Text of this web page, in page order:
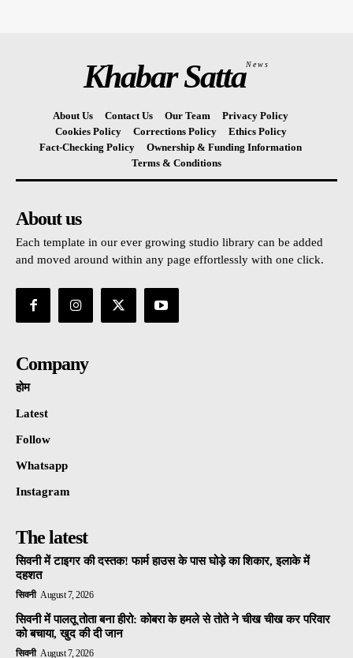
Khabar SattaNews
About Us Contact Us Our Team
Privacy Policy
Cookies Policy
Corrections Policy
Ethics Policy
Fact-Checking Policy
Ownership & Funding Information
Terms & Conditions
About us
Each template in our ever growing studio library can be added
and moved around within any page effortlessly with one click.
Company
होम
Latest
Follow
Whatsapp
Instagram
The latest
सिवनी में टाइगर की दस्तक! फार्म हाउस के पास घोड़े का शिकार, इलाके में
दहशत
सिवनी August 7, 2026
सिवनी में पालतू तोता बना हीरो: कोबरा के हमले से तोते ने चीख चीख कर परिवार
को बचाया, खुद की दी जान
सिवनी August 7, 2026